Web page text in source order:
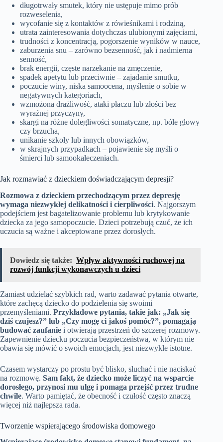
długotrwały smutek, który nie ustępuje mimo prób
rozweselenia,
wycofanie się z kontaktów z rówieśnikami i rodziną,
utrata zainteresowania dotychczas ulubionymi zajęciami,
trudności z koncentracją, pogorszenie wyników w nauce,
zaburzenia snu – zarówno bezsenność, jak i nadmierna
senność,
brak energii, częste narzekanie na zmęczenie,
spadek apetytu lub przeciwnie – zajadanie smutku,
poczucie winy, niska samoocena, myślenie o sobie w
negatywnych kategoriach,
wzmożona drażliwość, ataki płaczu lub złości bez
wyraźnej przyczyny,
skargi na różne dolegliwości somatyczne, np. bóle głowy
czy brzucha,
unikanie szkoły lub innych obowiązków,
w skrajnych przypadkach – pojawienie się myśli o
śmierci lub samookaleczeniach.
Jak rozmawiać z dzieckiem doświadczającym depresji?
Rozmowa z dzieckiem przechodzącym przez depresję
wymaga niezwykłej delikatności i cierpliwości. Najgorszym
podejściem jest bagatelizowanie problemu lub krytykowanie
dziecka za jego samopoczucie. Dzieci potrzebują czuć, że ich
uczucia są ważne i akceptowane przez dorosłych.
Dowiedz się także: Wpływ aktywności ruchowej na
rozwój funkcji wykonawczych u dzieci
Zamiast udzielać szybkich rad, warto zadawać pytania otwarte,
które zachęcą dziecko do podzielenia się swoimi
przemyśleniami. Przykładowe pytania, takie jak: „Jak się
dziś czujesz?” lub „Czy mogę ci jakoś pomóc?”, pomagają
budować zaufanie i otwierają przestrzeń do szczerej rozmowy.
Zapewnienie dziecku poczucia bezpieczeństwa, w którym nie
obawia się mówić o swoich emocjach, jest niezwykle istotne.
Czasem wystarczy po prostu być blisko, słuchać i nie naciskać
na rozmowę. Sam fakt, że dziecko może liczyć na wsparcie
dorosłego, przynosi mu ulgę i pomaga przejść przez trudne
chwile. Warto pamiętać, że obecność i czułość często znaczą
więcej niż najlepsza rada.
Tworzenie wspierającego środowiska domowego